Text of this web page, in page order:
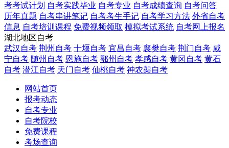
考考试计划 自考实践毕业 自考专业 自考成绩查询 自考问答
历年真题 自考串讲笔记 自考考生手记 自考学习方法 外省自考
信息 自考培训课程 免费视频领取 模拟考试系统 自考网上报名
湖北地区自考
武汉自考 荆州自考 十堰自考 宜昌自考 襄樊自考 荆门自考 咸
宁自考 随州自考 恩施自考 鄂州自考 孝感自考 黄冈自考 黄石
自考 潜江自考 天门自考 仙桃自考 神农架自考
网站首页
报考动态
自考专业
自考院校
免费课程
考场查询